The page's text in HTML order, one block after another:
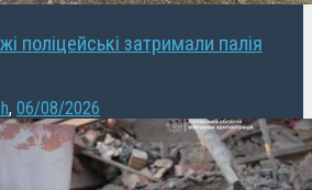
поліцейські затримали палія
, 06/08/2026